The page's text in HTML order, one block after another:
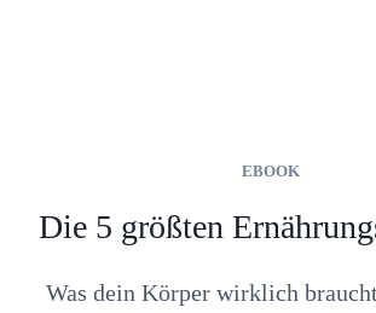
EBOOK
Die 5 größten
Was dein Körper wirklich